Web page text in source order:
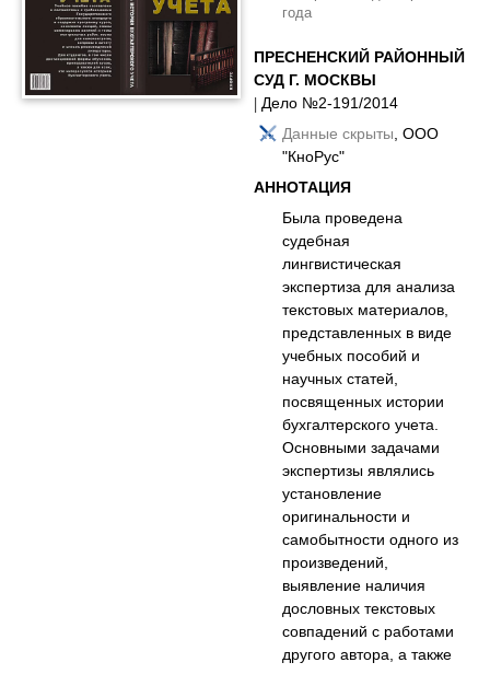
года
ПРЕСНЕНСКИЙ РАЙОННЫЙ
СУД Г. МОСКВЫ
| Дело №2-191/2014
Данные скрыты, ООО
"КноРус"
АННОТАЦИЯ
Была проведена
судебная
лингвистическая
экспертиза для анализа
текстовых материалов,
представленных в виде
учебных пособий и
научных статей,
посвященных истории
бухгалтерского учета.
Основными задачами
экспертизы являлись
установление
оригинальности и
самобытности одного из
произведений,
выявление наличия
дословных текстовых
совпадений с работами
другого автора, а также